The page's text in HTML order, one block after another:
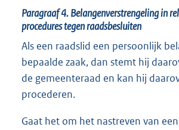
Paragraaf 4.Belangenverstrengeling in
procedures tegen raadsbesluiten
Als een raadslid een persoonlijk
bepaalde zaak, dan stemt hij
de gemeenteraad en kan hij
procederen.
Gaat het om het nastreven van